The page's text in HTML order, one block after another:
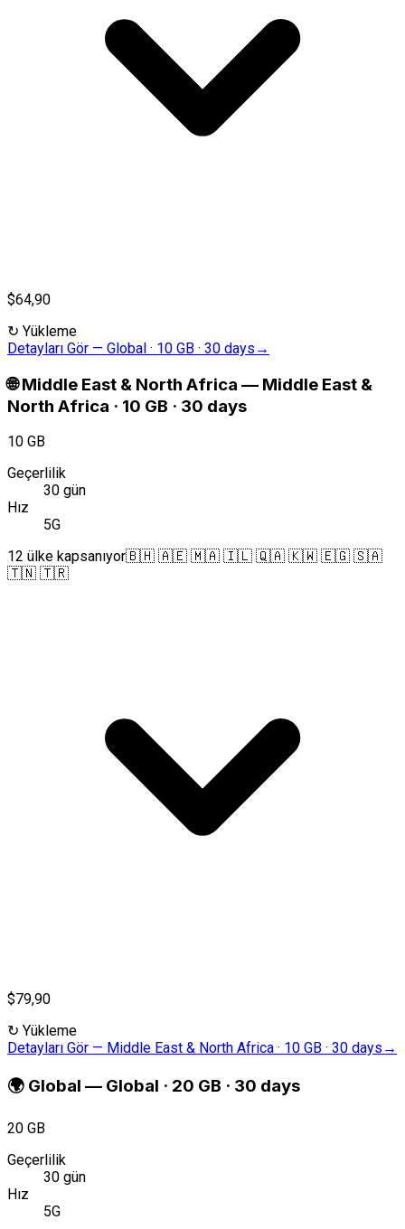
$64,90
↻ Yükleme
Detayları Gör — Global · 10 GB · 30 days →
🌐 Middle East & North Africa — Middle East &
North Africa · 10 GB · 30 days
10 GB
Geçerlilik
30 gün
Hız
5G
12 ülke kapsanıyor🇧🇭 🇦🇪 🇲🇦 🇮🇱 🇶🇦 🇰🇼 🇪🇬 🇸🇦
🇹🇳 🇹🇷
$79,90
↻ Yükleme
Detayları Gör — Middle East & North Africa · 10 GB · 30 days →
🌍 Global — Global · 20 GB · 30 days
20 GB
Geçerlilik
30 gün
Hız
5G